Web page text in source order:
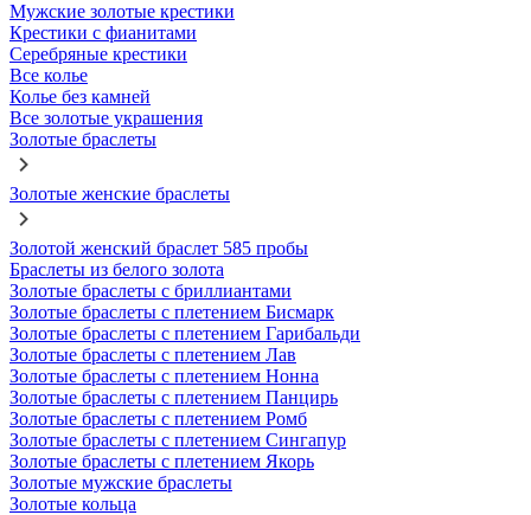
Мужские золотые крестики
Крестики с фианитами
Серебряные крестики
Все колье
Колье без камней
Все золотые украшения
Золотые браслеты
Золотые женские браслеты
Золотой женский браслет 585 пробы
Браслеты из белого золота
Золотые браслеты с бриллиантами
Золотые браслеты с плетением Бисмарк
Золотые браслеты с плетением Гарибальди
Золотые браслеты с плетением Лав
Золотые браслеты с плетением Нонна
Золотые браслеты с плетением Панцирь
Золотые браслеты с плетением Ромб
Золотые браслеты с плетением Сингапур
Золотые браслеты с плетением Якорь
Золотые мужские браслеты
Золотые кольца